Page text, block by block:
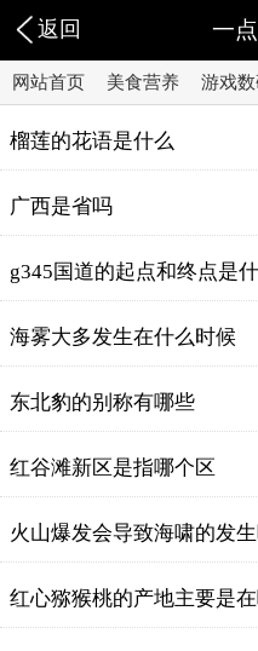
返回 一
网站首页 美食营养 游戏
榴莲的花语是什么
广西是省吗
g345国道的起点和终点是
海雾大多发生在什么时候
东北豹的别称有哪些
红谷滩新区是指哪个区
火山爆发会导致海啸的发
红心猕猴桃的产地主要是